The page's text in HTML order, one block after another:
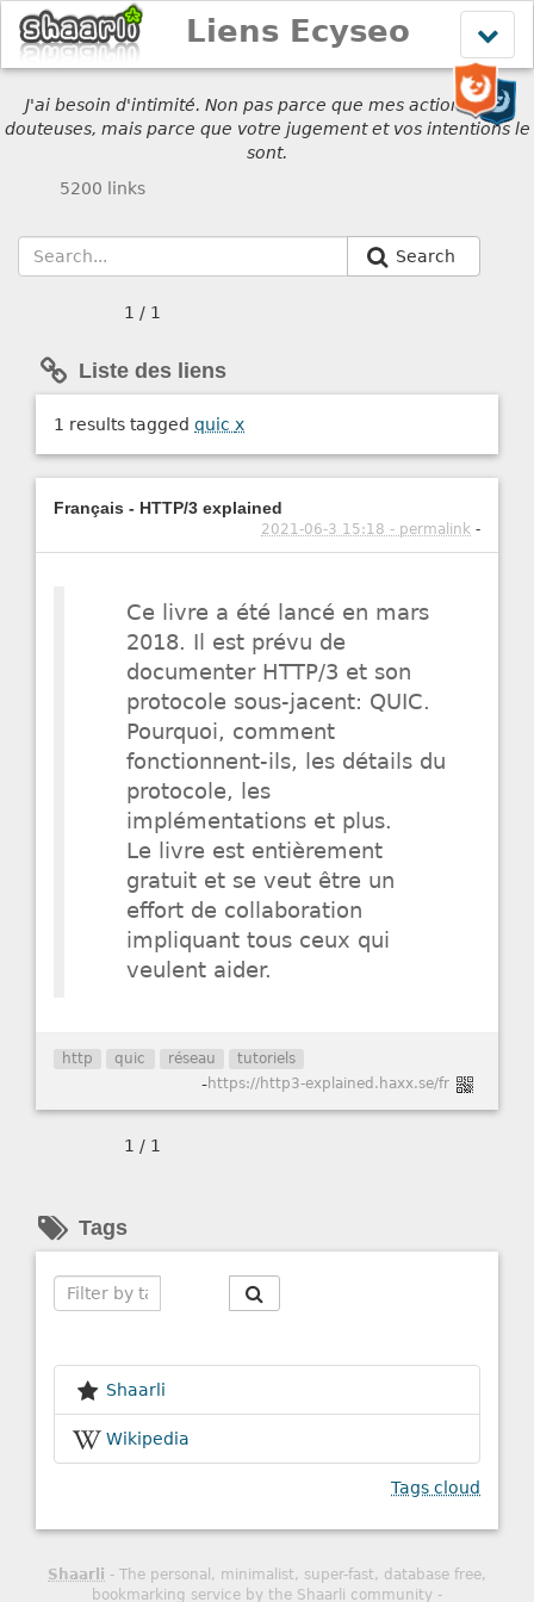
le
menu
Liens Ecyseo
J'ai besoin d'intimité. Non pas parce que mes actions sont
douteuses, mais parce que votre jugement et vos intentions le
sont.
5200 links
Search
1 / 1
Liste des liens
1 results tagged quic x
Français - HTTP/3 explained
2021-06-3 15:18 - permalink -
Ce livre a été lancé en mars
2018. Il est prévu de
documenter HTTP/3 et son
protocole sous-jacent: QUIC.
Pourquoi, comment
fonctionnent-ils, les détails du
protocole, les
implémentations et plus.
Le livre est entièrement
gratuit et se veut être un
effort de collaboration
impliquant tous ceux qui
veulent aider.
http quic réseau tutoriels
-https://http3-explained.haxx.se/fr
1 / 1
Tags
Shaarli
Wikipedia
Tags cloud
Shaarli - The personal, minimalist, super-fast, database free,
bookmarking service by the Shaarli community -